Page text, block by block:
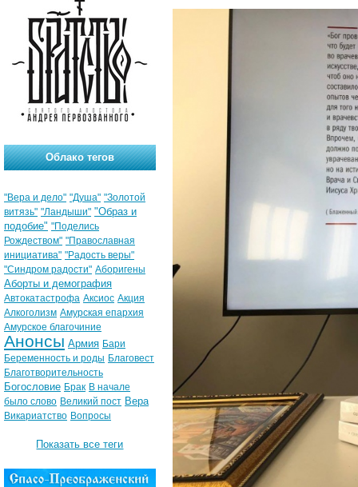
Облако тегов
"Вера и дело" "Душа" "Золотой
витязь" "Ландыши" "Образ и
подобие" "Поделись
Рождеством" "Православная
инициатива" "Радость веры"
"Синдром радости" Аборигены
Аборты и демография
Автокатастрофа Аксиос Акция
Алкоголизм Амурская епархия
Амурское благочиние
Анонсы Армия Бари
Беременность и роды Благовест
Благотворительность
Богословие Брак В начале
было слово Великий пост Вера
Викариатство Вопросы
Показать все теги